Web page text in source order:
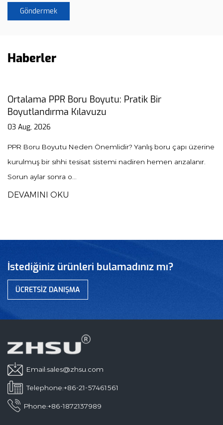
Haberler
Bir
boru çapı üzerine
hemen arızalanır.
PPR Birliği Kılavuzu: Kurulum,
İpuçları
PPR Bağlantıları Modern Tesisat İçin
birliği Polipropilen Rastgele Kopolimer
İstediğiniz ürünleri bulamadınız mı?
ÜCRETSIZ DANIŞMA
Email:sales@zhsu.com
Telephone:+86-21-57461561
Phone:+86-1872137989